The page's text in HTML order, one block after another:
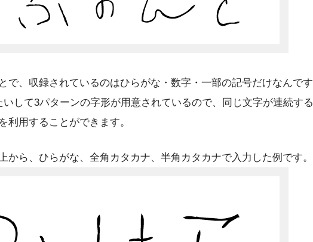
で、収録されているのはひらがな・数字・一部の記号だけなんです
して3パターンの字形が用意されているので、同じ文字が連続する
利用することができます。
から、ひらがな、全角カタカナ、半角カタカナで入力した例です。